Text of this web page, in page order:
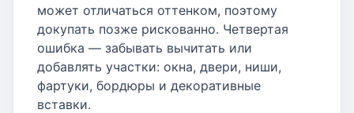
может отличаться оттенком, поэтому
докупать позже рискованно. Четвертая
ошибка — забывать вычитать или
добавлять участки: окна, двери, ниши,
фартуки, бордюры и декоративные
вставки.